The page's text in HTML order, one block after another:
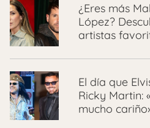
¿Eres más
López?
artistas
El día que
Ricky Martin:
mucho